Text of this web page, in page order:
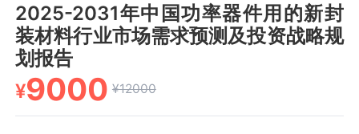
2025-2031年中国功率器件用的新封
装材料行业市场需求预测及投资战略规
划报告
¥9000 ¥12000